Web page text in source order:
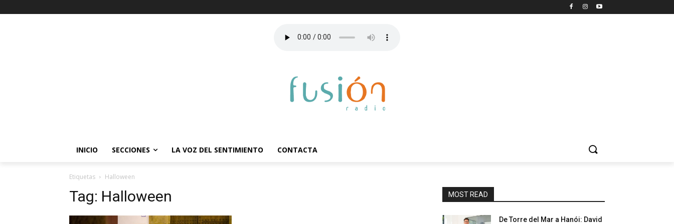
INICIO SECCIONES LA VOZ DEL SENTIMIENTO CONTACTA
Etiquetas Halloween
Tag: Halloween MOST READ
De Torre del Mar a Hanói: David